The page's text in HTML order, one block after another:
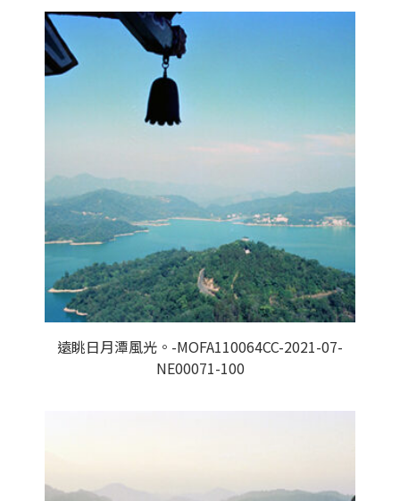
遠眺日月潭風光。-MOFA110064CC-2021-07-
NE00071-100